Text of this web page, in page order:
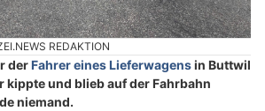
REDAKTION
der Fahrer eines Lieferwagensin Buttwil
kippte und blieb auf der Fahrbahn
niemand.